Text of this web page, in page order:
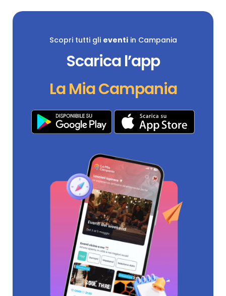
Scopri tutti gli eventiin Campania
Scarica l’app
La Mia Campania